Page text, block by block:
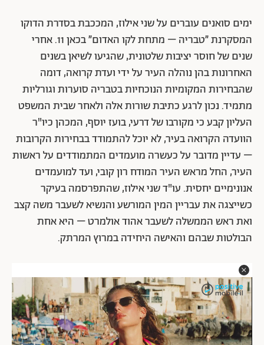
ימים סואנים עוברים על שני אילוז, המככבת בסדרת הדוקו
המסקרנת ״טבריה – מתחת לקו האדום״ בכאן 11. אחרי
שנים של חוסר יציבות שלטונית, שהגיעו לשיאן בשנים
האחרונות בהן נוהלה העיר על ידי ועדת קרואה, דומה
שהבחירות המקומיות הנוכחיות בטבריה סוערות וגורליות
מתמיד. נכון לרגע כתיבת שורות אלה ולאחר שבית המשפט
העליון קבע כי מקורבו של דרעי, בועז יוסף, המכהן כיו"ר
הוועדה הקרואה בעיר, לא יוכל להתמודד בבחירות הקרובות
– עדיין מדובר על כעשרה מועמדים המתמודדים על ראשות
העיר, החל מראש העיר המודח רון קובי, ועד למועמדים
אנונימיים יחסית. עו"ד שני אילוז, שהתפרסמה בעיקר
כשייצגה את עבריין המין המורשע והנשיא לשעבר משה קצב
ואת ראש הממשלה לשעבר אהוד אולמרט – היא אחת
הבולטות שבהם והאישה היחידה במרוץ המרתק.